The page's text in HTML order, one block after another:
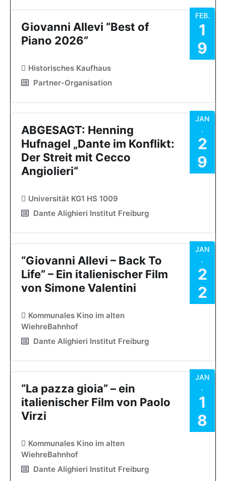
FEB.
1
9
Giovanni Allevi “Best of
Piano 2026”
Historisches Kaufhaus
Partner-Organisation
JAN
.
2
9
ABGESAGT: Henning
Hufnagel „Dante im Konflikt:
Der Streit mit Cecco
Angiolieri“
Universität KG1 HS 1009
Dante Alighieri Institut Freiburg
JAN
.
2
2
“Giovanni Allevi – Back To
Life” – Ein italienischer Film
von Simone Valentini
Kommunales Kino im alten
WiehreBahnhof
Dante Alighieri Institut Freiburg
JAN
.
1
8
“La pazza gioia” – ein
italienischer Film von Paolo
Virzi
Kommunales Kino im alten
WiehreBahnhof
Dante Alighieri Institut Freiburg